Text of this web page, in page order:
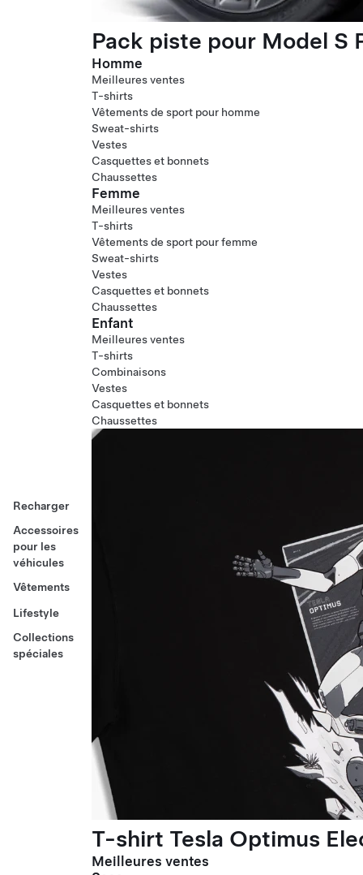
Recharger
Accessoires
pour les
véhicules
Vêtements
Lifestyle
Collections
spéciales
Pack piste pour Model S
Homme
Meilleures ventes
T-shirts
Vêtements de sport pour homme
Sweat-shirts
Vestes
Casquettes et bonnets
Chaussettes
Femme
Meilleures ventes
T-shirts
Vêtements de sport pour femme
Sweat-shirts
Vestes
Casquettes et bonnets
Chaussettes
Enfant
Meilleures ventes
T-shirts
Combinaisons
Vestes
Casquettes et bonnets
Chaussettes
T-shirt Tesla Optimus
Meilleures ventes